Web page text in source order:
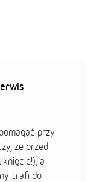
przy
że przed
a
trafi do